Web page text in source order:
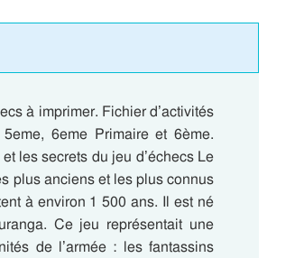
à imprimer. Fichier d’activités
6eme Primaire et 6ème.
les secrets du jeu d’échecs Le
plus anciens et les plus connus
à environ 1 500 ans. Il est né
Ce jeu représentait une
de l’armée : les fantassins